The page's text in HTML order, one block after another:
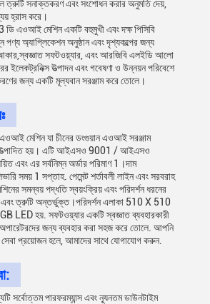
ত্রুটি সনাক্তকরণ এবং সংশোধন করার অনুমতি দেয়,
হ্রাস করে।
এওআই মেশিন একটি বহুমুখী এবং দক্ষ পিসিবি
পণ্য অ্যাপ্লিকেশন অনুষ্ঠান এবং দৃশ্যকল্পের জন্য
সফটওয়্যার, এবং আরজিবি এলইডি আলো
ইলেকট্রনিক্স উত্পাদন এবং গবেষণা ও উন্নয়ন পরিবেশে
জন্য একটি মূল্যবান সরঞ্জাম করে তোলে।
মেশিন যা চীনের ডংগুয়ান এওআই সরঞ্জাম
উত্পাদিত হয়। এটি আইএসও 9001 / আইএসও
এবং এর সর্বনিম্ন অর্ডার পরিমাণ 1।দাম
সময় 1 সপ্তাহ. পেমেন্ট শর্তাবলী লাইন এবং সরবরাহ
সমন্বয় পদ্ধতি স্বয়ংক্রিয় এবং পরিদর্শন ধরনের
এবং ত্রুটি অন্তর্ভুক্ত।পরিদর্শন এলাকা 510 X 510
LED হয়. সফটওয়্যার একটি স্বজ্ঞাত ব্যবহারকারী
জন্য ব্যবহার করা সহজ করে তোলে. আপনি
প্রয়োজন হলে, আমাদের সাথে যোগাযোগ করুন.
সর্বোত্তম পারফরম্যান্স এবং ন্যূনতম ডাউনটাইম